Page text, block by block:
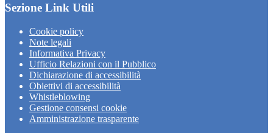
Sezione Link Utili
Cookie policy
Note legali
Informativa Privacy
Ufficio Relazioni con il Pubblico
Dichiarazione di accessibilità
Obiettivi di accessibilità
Whistleblowing
Gestione consensi cookie
Amministrazione trasparente